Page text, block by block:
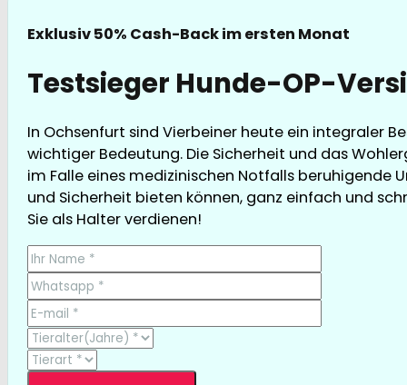
Exklusiv 50% Cash-Back im ersten Monat
Testsieger Hunde-OP-
In Ochsenfurt sind Vierbeiner heute ein integraler
wichtiger Bedeutung. Die Sicherheit und das
im Falle eines medizinischen Notfalls beruhigende
und Sicherheit bieten können, ganz einfach und
Sie als Halter verdienen!